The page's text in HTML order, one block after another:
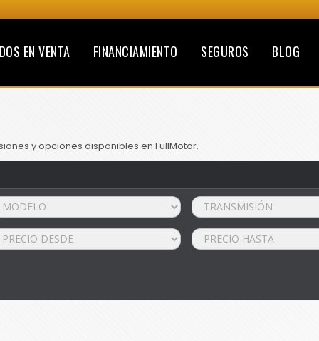
EN VENTA FINANCIAMIENTO SEGUROS BLOG
y opciones disponibles en FullMotor.